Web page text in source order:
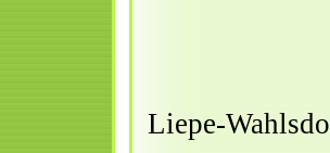
Liepe-